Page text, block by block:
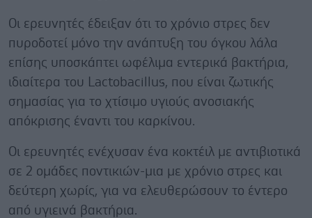
Οι ερευνητές έδειξαν ότι το χρόνιο στρες δεν
πυροδοτεί μόνο την ανάπτυξη του όγκου λάλα
επίσης υποσκάπτει ωφέλιμα εντερικά βακτήρια,
ιδιαίτερα του Lactobacillus, που είναι ζωτικής
σημασίας για το χτίσιμο υγιούς ανοσιακής
απόκρισης έναντι του καρκίνου.
Οι ερευνητές ενέχυσαν ένα κοκτέιλ με αντιβιοτικά
σε 2 ομάδες ποντικιών-μια με χρόνιο στρες και
δεύτερη χωρίς, για να ελευθερώσουν το έντερο
από υγιεινά βακτήρια.